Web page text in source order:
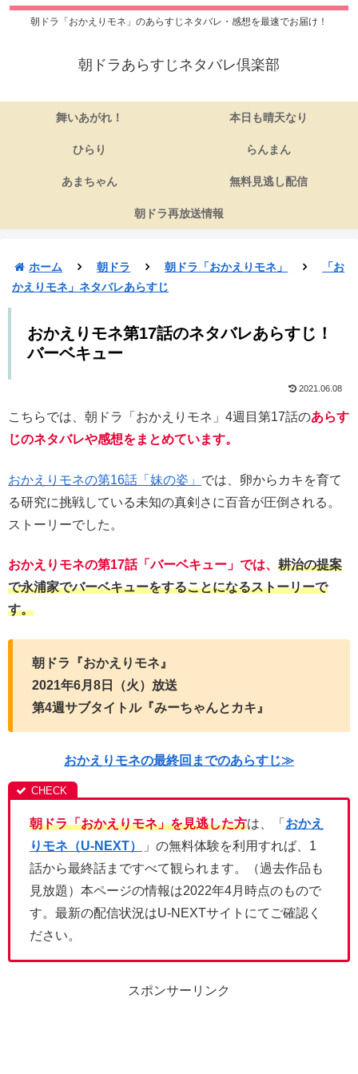
朝ドラ「おかえりモネ」のあらすじネタバレ・感想を最速でお届け！
朝ドラあらすじネタバレ倶楽部
舞いあがれ！ 本日も晴天なり
ひらり らんまん
あまちゃん 無料見逃し配信
朝ドラ再放送情報
ホーム 朝ドラ 朝ドラ「おかえりモネ」
「お
かえりモネ」ネタバレあらすじ
おかえりモネ第17話のネタバレあらすじ！
バーベキュー
2021.06.08
こちらでは、朝ドラ「おかえりモネ」4週目第17話のあらす
じのネタバレや感想をまとめています。
おかえりモネの第16話「妹の姿」 では、卵からカキを育て
る研究に挑戦している未知の真剣さに百音が圧倒される。
ストーリーでした。
おかえりモネの第17話「バーベキュー」では、 耕治の提案
で永浦家でバーベキューをすることになるストーリーで
す。
朝ドラ『おかえりモネ』
2021年6月8日（火）放送
第4週サブタイトル『みーちゃんとカキ』
おかえりモネの最終回までのあらすじ≫
朝ドラ「おかえりモネ」を見逃した方は、「 おかえ
りモネ（U-NEXT）
」の無料体験を利用すれば、1
話から最終話まですべて観られます。（過去作品も
見放題）本ページの情報は2022年4月時点のもので
す。最新の配信状況はU-NEXTサイトにてご確認く
ださい。
スポンサーリンク